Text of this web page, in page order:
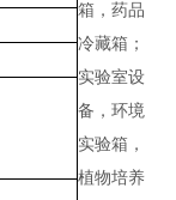
箱，药品
冷藏箱；
实验室设
备，环境
实验箱，
植物培养